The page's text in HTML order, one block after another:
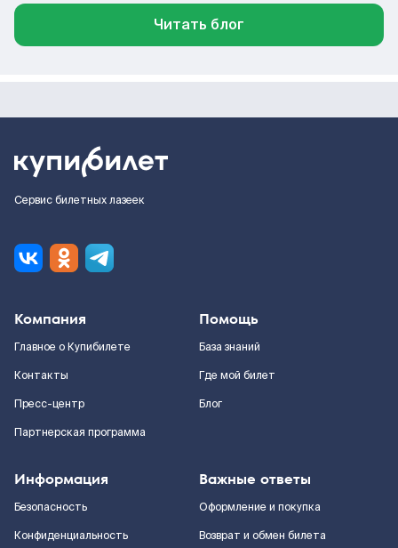
Читать блог
Сервис билетных лазеек
Компания
Главное о Купибилете
Контакты
Пресс-центр
Партнерская программа
Помощь
База знаний
Где мой билет
Блог
Информация
Безопасность
Конфиденциальность
Важные ответы
Оформление и покупка
Возврат и обмен билета